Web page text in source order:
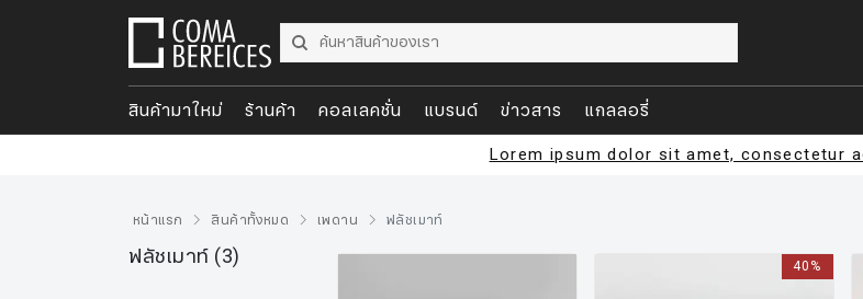
สินค้ามาใหม่ ร้านค้า คอลเลคชั่น แบรนด์ ข่าวสาร แกลลอรี่
Lorem ipsum dolor sit amet, consectetur
หน้าแรก สินค้าทั้งหมด เพดาน ฟลัชเมาท์
ฟลัชเมาท์ (3) 40%